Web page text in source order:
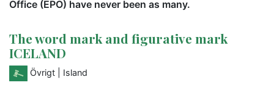
Office (EPO) have never been as many.
The word mark and figurative mark
ICELAND
Övrigt | Island